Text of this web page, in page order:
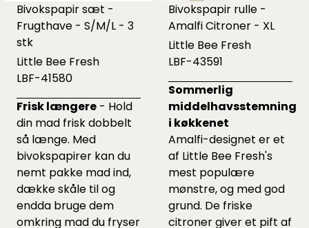
Bivokspapir sæt -
Frugthave - S/M/L - 3
stk
Little Bee Fresh
LBF-41580
Frisk længere - Hold
din mad frisk dobbelt
så længe. Med
bivokspapirer kan du
nemt pakke mad ind,
dække skåle til og
endda bruge dem
omkring mad du fryser
Bivokspapir rulle -
Amalfi Citroner - XL
Little Bee Fresh
LBF-43591
Sommerlig
middelhavsstemning
i køkkenet
Amalfi-designet er et
af Little Bee Fresh's
mest populære
mønstre, og med god
grund. De friske
citroner giver et pift af